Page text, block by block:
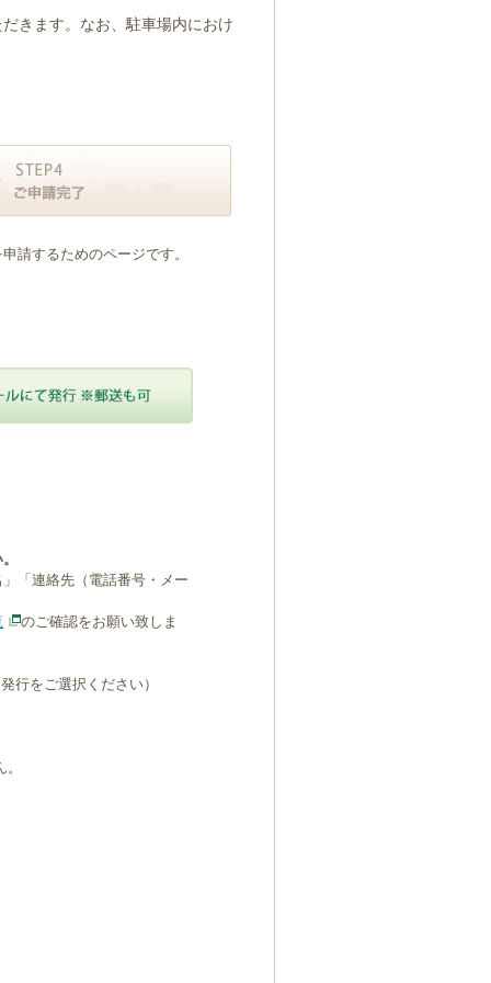
きます。なお、駐車場内におけ
請するためのページです。
「連絡先（電話番号・メー
のご確認をお願い致しま
行をご選択ください）